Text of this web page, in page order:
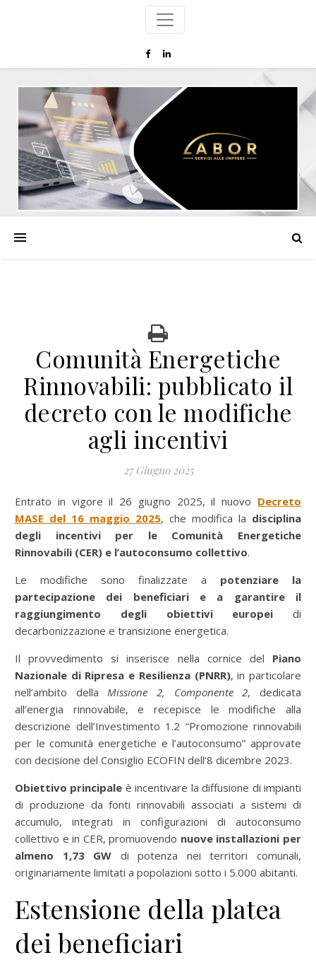
Comunità Energetiche
Rinnovabili: pubblicato il
decreto con le modifiche
agli incentivi
27 Giugno 2025
Entrato in vigore il 26 giugno 2025, il nuovo Decreto
MASE del 16 maggio 2025, che modifica la disciplina
degli incentivi per le Comunità Energetiche
Rinnovabili (CER) e l’autoconsumo collettivo.
Le modifiche sono finalizzate a potenziare la
partecipazione dei beneficiari e a garantire il
raggiungimento degli obiettivi europei di
decarbonizzazione e transizione energetica.
Il provvedimento si inserisce nella cornice del Piano
Nazionale di Ripresa e Resilienza (PNRR), in particolare
nell’ambito dellaMissione 2, Componente 2, dedicata
all’energia rinnovabile, e recepisce le modifiche alla
descrizione dell’Investimento 1.2 “Promozione rinnovabili
per le comunità energetiche e l’autoconsumo” approvate
con decisione del Consiglio ECOFIN dell’8 dicembre 2023.
Obiettivo principale è incentivare la diffusione di impianti
di produzione da fonti rinnovabili associati a sistemi di
accumulo, integrati in configurazioni di autoconsumo
collettivo e in CER, promuovendo nuove installazioni per
almeno 1,73 GW di potenza nei territori comunali,
originariamente limitati a popolazioni sotto i 5.000 abitanti.
Estensione della platea
dei beneficiari